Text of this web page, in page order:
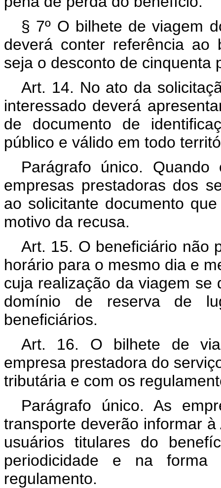
§ 7º O bilhete de viagem
deverá conter referência ao
seja o desconto de cinquenta
Art. 14. No ato da
interessado deverá
de documento de
público e válido em todo
Parágrafo único.
empresas prestadoras dos
ao solicitante documento
motivo da recusa.
Art. 15. O beneficiário não
horário para o mesmo dia e
cuja realização da viagem se
domínio de reserva de
beneficiários.
Art. 16. O bilhete de
empresa prestadora do
tributária e com os
Parágrafo único. As
transporte deverão informar
usuários titulares do
periodicidade e na forma
regulamento.